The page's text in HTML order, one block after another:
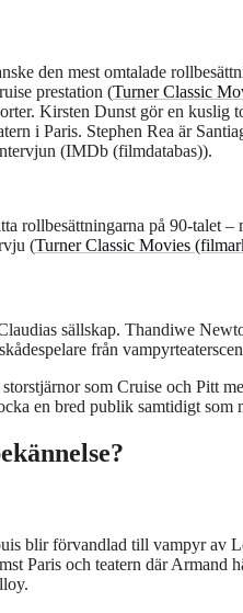
den mest omtalade
prestation (Turner Classic
Kirsten Dunst gör en
i Paris. Stephen Rea är
(IMDb (filmdatabas)).
rollbesättningarna på 90-talet
(Turner Classic Movies
sällskap. Thandiwe
från
som Cruise och Pitt
en bred publik samtidigt
blir förvandlad till vampyr av
Paris och teatern där Armand